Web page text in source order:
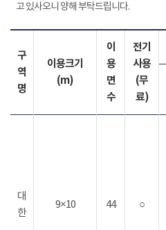
고 있사오니 양해 부탁드립니다.
구
역
명
이용크기
(m)
이
용
면
수
전기
사용
(무
료)
대
한
9×10 44 ○